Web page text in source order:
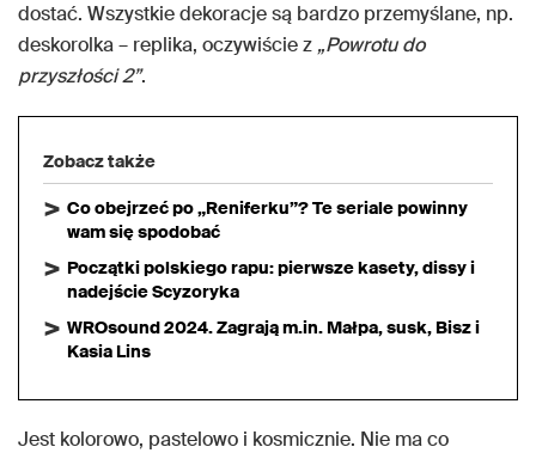
dostać. Wszystkie dekoracje są bardzo przemyślane, np.
deskorolka – replika, oczywiście z „Powrotu do
przyszłości 2”.
Zobacz także
Co obejrzeć po „Reniferku”? Te seriale powinny
wam się spodobać
Początki polskiego rapu: pierwsze kasety, dissy i
nadejście Scyzoryka
WROsound 2024. Zagrają m.in. Małpa, susk, Bisz i
Kasia Lins
Jest kolorowo, pastelowo i kosmicznie. Nie ma co